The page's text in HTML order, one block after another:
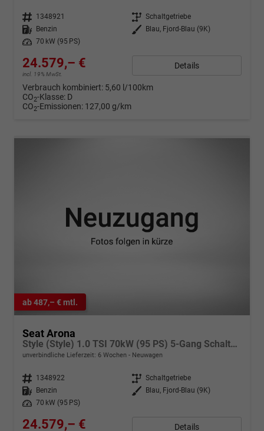
Fahrzeugnr. 1348921 Getriebe Schaltgetriebe
Kraftstoff
Benzin Außenfarbe
Blau, Fjord-Blau (9K)
Leistung
70 kW (95 PS)
24.579,– €
incl. 19% MwSt.
Details
Verbrauch kombiniert: 5,60 l/100km
CO2-Klasse: D
CO2-Emissionen: 127,00 g/km
ab 487,– € mtl.
Seat Arona
Style (Style) 1.0 TSI 70kW (95 PS) 5-Gang Schaltgetriebe
unverbindliche Lieferzeit: 6 Wochen Neuwagen
Fahrzeugnr. 1348922 Getriebe Schaltgetriebe
Kraftstoff
Benzin Außenfarbe
Blau, Fjord-Blau (9K)
Leistung
70 kW (95 PS)
24.579,– € Details